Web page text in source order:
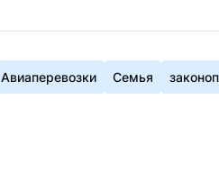
Авиаперевозки Семья